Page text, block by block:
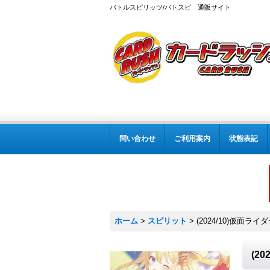
バトルスピリッツ/バトスピ 通販サイト
問い合わせ ご利用案内 状態表記
ホーム > スピリット > (2024/10)仮面ライ